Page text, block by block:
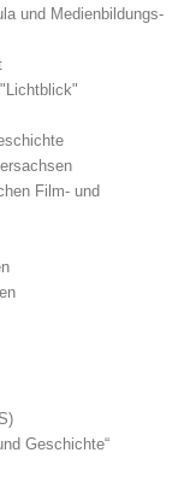
und Medienbildungs-
Film- und
Geschichte“